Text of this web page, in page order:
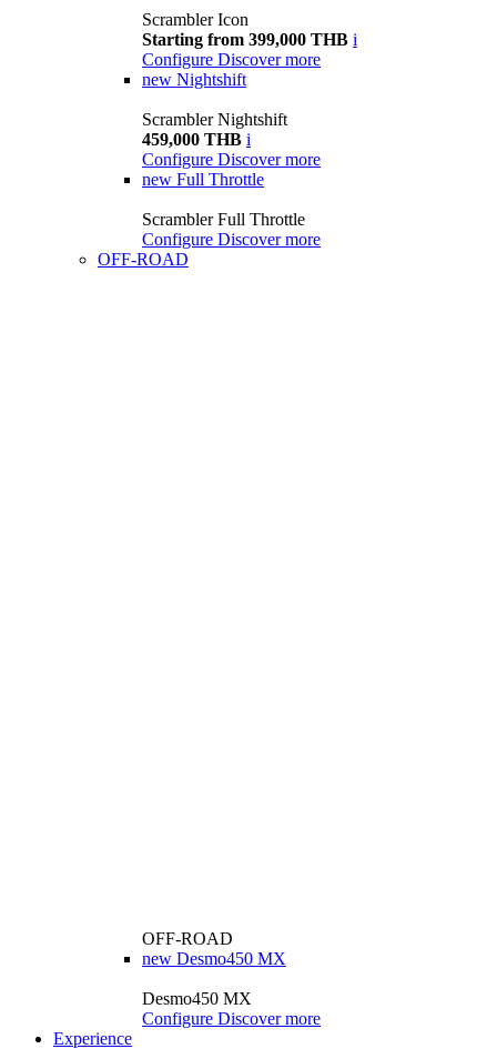
Scrambler Icon
Starting from 399,000 THB i
Configure Discover more
new Nightshift
Scrambler Nightshift
459,000 THB i
Configure Discover more
new Full Throttle
Scrambler Full Throttle
Configure Discover more
OFF-ROAD
OFF-ROAD
new Desmo450 MX
Desmo450 MX
Configure Discover more
Experience